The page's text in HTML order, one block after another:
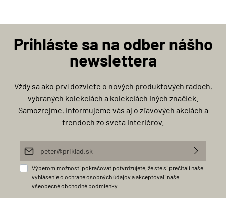
Prihláste sa na odber nášho
newslettera
Vždy sa ako prví dozviete o nových produktových radoch,
vybraných kolekciách a kolekciách iných značiek.
Samozrejme, informujeme vás aj o zľavových akciách a
trendoch zo sveta interiérov.
E-mailová adresa*
Výberom možnosti pokračovať potvrdzujete, že ste si prečítali naše
vyhlásenie o ochrane osobných údajova akceptovali naše
všeobecné obchodné podmienky